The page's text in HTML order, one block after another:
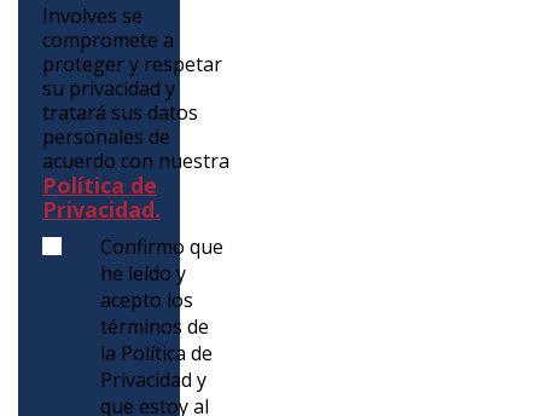
Involves se
compromete a
proteger y respetar
su privacidad y
tratará sus datos
personales de
acuerdo con nuestra
Política de
Privacidad.
Confirmo que
he leído y
acepto los
términos de
la Política de
Privacidad y
que estoy al